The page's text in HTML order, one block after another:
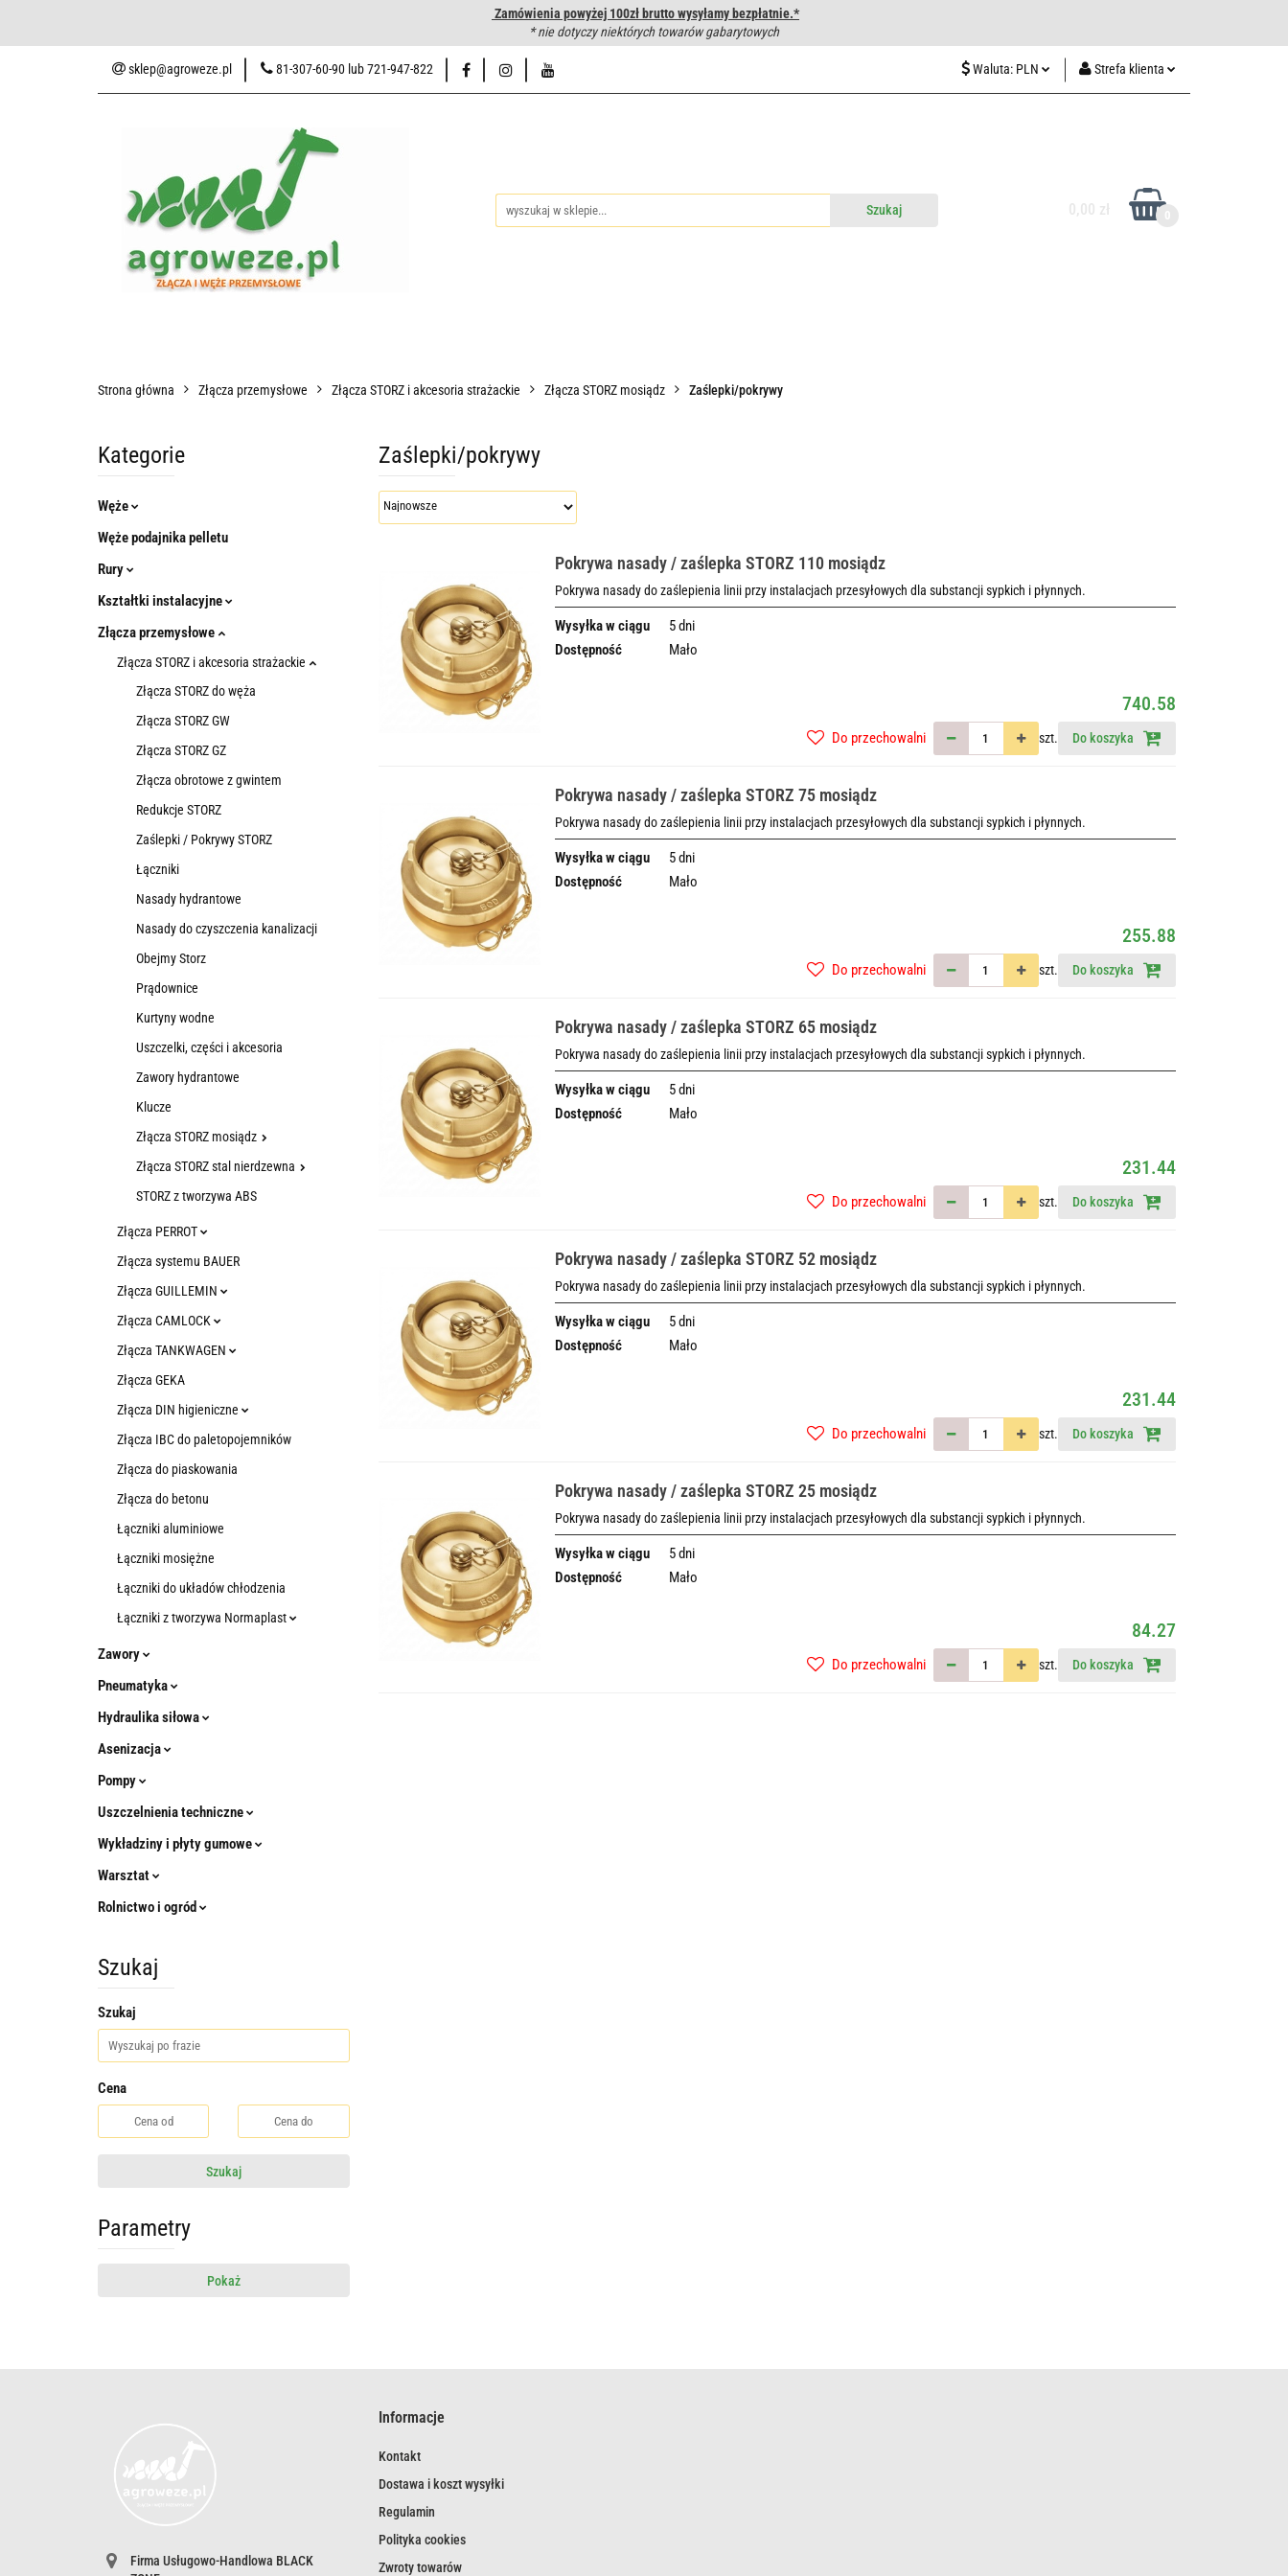
Zamówienia powyżej 100zł brutto wysyłamy bezpłatnie.*
* nie dotyczy niektórych towarów gabarytowych
sklep@agroweze.pl 81-307-60-90 lub 721-947-822 Waluta: PLN Strefa klienta
Zakuwanie węży hydraulicznych Hurtownia Napisz do nas
Strona główna Złącza przemysłowe Złącza STORZ i akcesoria strażackie Złącza STORZ mosiądz Zaślepki/pokrywy
Kategorie
Węże
Węże podajnika pelletu
Rury
Kształtki instalacyjne
Złącza przemysłowe
Złącza STORZ i akcesoria strażackie
Złącza STORZ do węża
Złącza STORZ GW
Złącza STORZ GZ
Złącza obrotowe z gwintem
Redukcje STORZ
Zaślepki / Pokrywy STORZ
Łączniki
Nasady hydrantowe
Nasady do czyszczenia kanalizacji
Obejmy Storz
Prądownice
Kurtyny wodne
Uszczelki, części i akcesoria
Zawory hydrantowe
Klucze
Złącza STORZ mosiądz
Złącza STORZ stal nierdzewna
STORZ z tworzywa ABS
Złącza PERROT
Złącza systemu BAUER
Złącza GUILLEMIN
Złącza CAMLOCK
Złącza TANKWAGEN
Złącza GEKA
Złącza DIN higieniczne
Złącza IBC do paletopojemników
Złącza do piaskowania
Złącza do betonu
Łączniki aluminiowe
Łączniki mosiężne
Łączniki do układów chłodzenia
Łączniki z tworzywa Normaplast
Zawory
Pneumatyka
Hydraulika siłowa
Asenizacja
Pompy
Uszczelnienia techniczne
Wykładziny i płyty gumowe
Warsztat
Rolnictwo i ogród
Szukaj
Szukaj
Cena
Szukaj
Parametry
Pokaż
Zaślepki/pokrywy
Pokrywa nasady / zaślepka STORZ 110 mosiądz
Pokrywa nasady do zaślepienia linii przy instalacjach przesyłowych dla substancji sypkich i płynnych.
Wysyłka w ciągu
5 dni
Dostępność
Mało
740.58
szt. Do koszyka
Do przechowalni
Pokrywa nasady / zaślepka STORZ 75 mosiądz
Pokrywa nasady do zaślepienia linii przy instalacjach przesyłowych dla substancji sypkich i płynnych.
Wysyłka w ciągu
5 dni
Dostępność
Mało
255.88
szt. Do koszyka
Do przechowalni
Pokrywa nasady / zaślepka STORZ 65 mosiądz
Pokrywa nasady do zaślepienia linii przy instalacjach przesyłowych dla substancji sypkich i płynnych.
Wysyłka w ciągu
5 dni
Dostępność
Mało
231.44
szt. Do koszyka
Do przechowalni
Pokrywa nasady / zaślepka STORZ 52 mosiądz
Pokrywa nasady do zaślepienia linii przy instalacjach przesyłowych dla substancji sypkich i płynnych.
Wysyłka w ciągu
5 dni
Dostępność
Mało
231.44
szt. Do koszyka
Do przechowalni
Pokrywa nasady / zaślepka STORZ 25 mosiądz
Pokrywa nasady do zaślepienia linii przy instalacjach przesyłowych dla substancji sypkich i płynnych.
Wysyłka w ciągu
5 dni
Dostępność
Mało
84.27
szt. Do koszyka
Do przechowalni
Firma Usługowo-Handlowa BLACK
Informacje
Kontakt
Dostawa i koszt wysyłki
Regulamin
Polityka cookies
Zwroty towarów